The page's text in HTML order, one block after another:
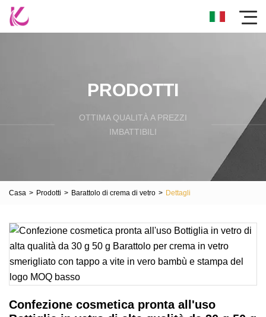
PRODOTTI
OTTIMA QUALITÀ A PREZZI
IMBATTIBILI
Casa > Prodotti > Barattolo di crema di vetro > Dettagli
Confezione cosmetica pronta all'uso